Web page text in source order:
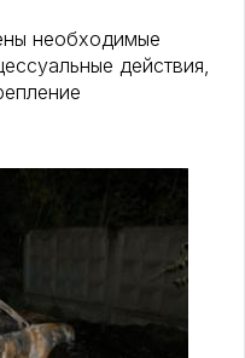
необходимые
действия,